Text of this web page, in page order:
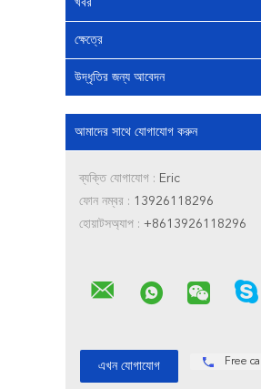
খবর
ক্ষেত্রে
উদ্ধৃতির জন্য আবেদন
আমাদের সাথে যোগাযোগ করুন
ব্যক্তি যোগাযোগ : Eric
ফোন নম্বর : 13926118296
হোয়াটসঅ্যাপ : +8613926118296
Free call